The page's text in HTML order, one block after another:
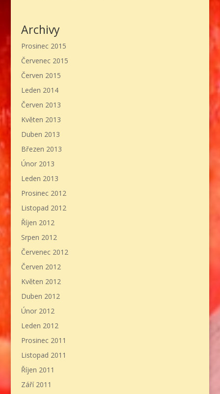
Archivy
Prosinec 2015
Červenec 2015
Červen 2015
Leden 2014
Červen 2013
Květen 2013
Duben 2013
Březen 2013
Únor 2013
Leden 2013
Prosinec 2012
Listopad 2012
Říjen 2012
Srpen 2012
Červenec 2012
Červen 2012
Květen 2012
Duben 2012
Únor 2012
Leden 2012
Prosinec 2011
Listopad 2011
Říjen 2011
Září 2011